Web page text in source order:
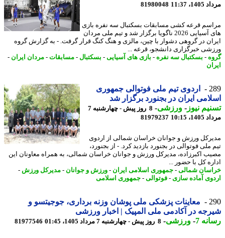
11:37
81980048
قرعه کشی مسابقات بسکتبال سه نفره بازی
های آسیایی 2026 ناگویا برگزار شد و تیم ملی مردان
در گروهی دشوار با چین، مالزی و هنگ کنگ قرار گرفت. - به گزارش گروه
خبرگزاری دانشجو، قرعه ...
- بسکتبال سه نفره -بازی های آسیایی-بسکتبال-مسابقات-مردان ایران -
اردوی تیم ملی فوتوالی جمهوری
ایران در بجنورد برگزار شد
نیوز-ورزشی-
8 روز پیش - چهارشنبه 7
10:15
81979237
ورزش و جوانان خراسان شمالی از اردوی
ملی فوتوالی در بجنورد بازدید کرد. - از بجنورد،
اکبرزاده، مدیرکل ورزش و جوانان خراسان شمالی، به همراه معاونان این
کل با حضور ...
شمالی-جمهوری اسلامی ایران - ورزش و جوانان-مدیرکل ورزش -
آماده سازی- فوتوالی-جمهوری اسلامی
معاینات پزشکی ملی پوشان وزنه برداری، جوجیتسو و
در آکادمی ملی المپیک | اخبار ورزشی
7
-ورزشی-8 روز پیش - چهارشنبه 7 مرداد 1405، 01:45 81977546